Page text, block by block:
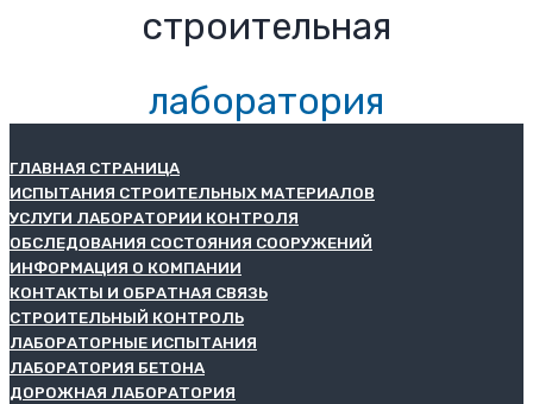
строительная
лаборатория
ГЛАВНАЯ СТРАНИЦА
ИСПЫТАНИЯ СТРОИТЕЛЬНЫХ МАТЕРИАЛОВ
УСЛУГИ ЛАБОРАТОРИИ КОНТРОЛЯ
ОБСЛЕДОВАНИЯ СОСТОЯНИЯ СООРУЖЕНИЙ
ИНФОРМАЦИЯ О КОМПАНИИ
КОНТАКТЫ И ОБРАТНАЯ СВЯЗЬ
СТРОИТЕЛЬНЫЙ КОНТРОЛЬ
ЛАБОРАТОРНЫЕ ИСПЫТАНИЯ
ЛАБОРАТОРИЯ БЕТОНА
ДОРОЖНАЯ ЛАБОРАТОРИЯ